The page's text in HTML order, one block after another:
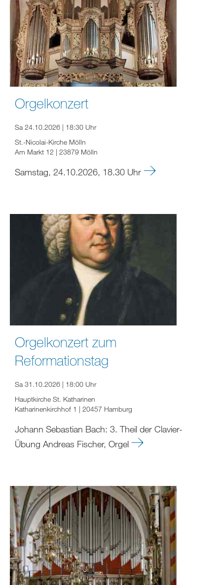
Orgelkonzert
Sa 24.10.2026 | 18:30 Uhr
St.-Nicolai-Kirche Mölln
Am Markt 12 | 23879 Mölln
Samstag, 24.10.2026, 18.30 Uhr
Orgelkonzert zum
Reformationstag
Sa 31.10.2026 | 18:00 Uhr
Hauptkirche St. Katharinen
Katharinenkirchhof 1 | 20457 Hamburg
Johann Sebastian Bach: 3. Theil der Clavier-
Übung Andreas Fischer, Orgel